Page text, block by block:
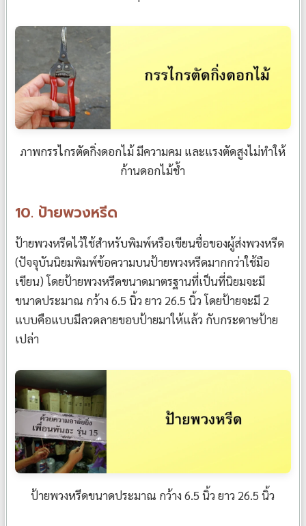
ภาพกรรไกรตัดกิ่งดอกไม้ มีความคม และแรงตัดสูงไม่ทำให้
ก้านดอกไม้ช้ำ
10. ป้ายพวงหรีด
ป้ายพวงหรีดไว้ใช้สำหรับพิมพ์หรือเขียนชื่อของผู้ส่งพวงหรีด
(ปัจจุบันนิยมพิมพ์ข้อความบนป้ายพวงหรีดมากกว่าใช้มือ
เขียน) โดยป้ายพวงหรีดขนาดมาตรฐานที่เป็นที่นิยมจะมี
ขนาดประมาณ กว้าง 6.5 นิ้ว ยาว 26.5 นิ้ว โดยป้ายจะมี 2
แบบคือแบบมีลวดลายขอบป้ายมาให้แล้ว กับกระดาษป้าย
เปล่า
ป้ายพวงหรีดขนาดประมาณ กว้าง 6.5 นิ้ว ยาว 26.5 นิ้ว